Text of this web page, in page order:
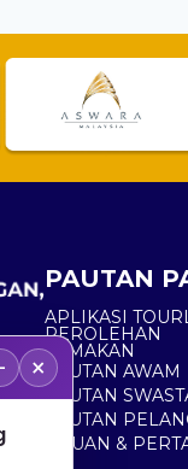
PAUTAN
APLIKASI
PEROLEHAN
SEMAKAN
PAUTAN AWAM
PAUTAN
PAUTAN
ADUAN &
×